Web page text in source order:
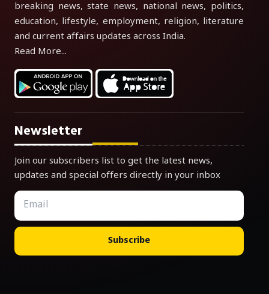
breaking news, state news, national news, politics,
education, lifestyle, employment, religion, literature
and current affairs updates across India.
Read More...
Newsletter
Join our subscribers list to get the latest news,
updates and special offers directly in your inbox
Subscribe